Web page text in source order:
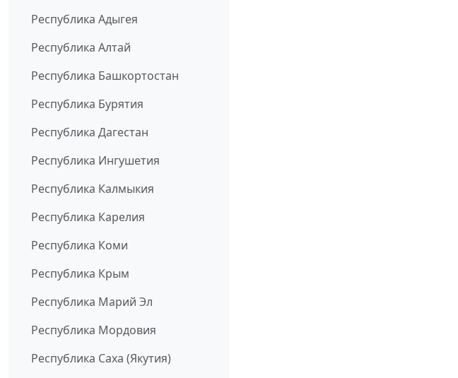
Республика Адыгея
Республика Алтай
Республика Башкортостан
Республика Бурятия
Республика Дагестан
Республика Ингушетия
Республика Калмыкия
Республика Карелия
Республика Коми
Республика Крым
Республика Марий Эл
Республика Мордовия
Республика Саха (Якутия)